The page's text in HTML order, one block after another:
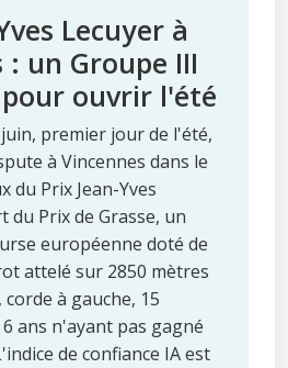
Lecuyer à
: un Groupe III
ouvrir l'été
premier jour de l'été,
à Vincennes dans le
du Prix Jean-Yves
du Prix de Grasse, un
européenne doté de
attelé sur 2850 mètres
à gauche, 15
ans n'ayant pas gagné
de confiance IA est